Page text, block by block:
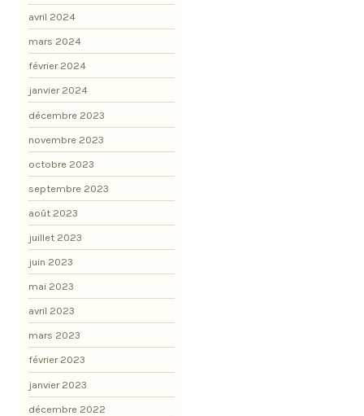
avril 2024
mars 2024
février 2024
janvier 2024
décembre 2023
novembre 2023
octobre 2023
septembre 2023
août 2023
juillet 2023
juin 2023
mai 2023
avril 2023
mars 2023
février 2023
janvier 2023
décembre 2022